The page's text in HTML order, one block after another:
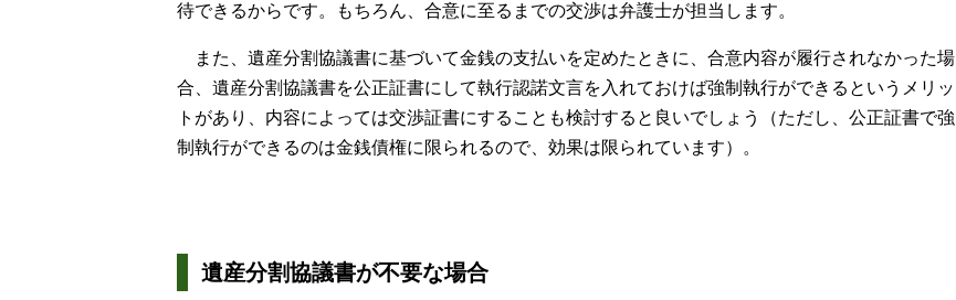
待できるからです。もちろん、合意に至るまでの交渉は弁護士が担当します。
また、遺産分割協議書に基づいて金銭の支払いを定めたときに、合意内容が履行されなかった場
合、遺産分割協議書を公正証書にして執行認諾文言を入れておけば強制執行ができるというメリッ
トがあり、内容によっては交渉証書にすることも検討すると良いでしょう（ただし、公正証書で強
制執行ができるのは金銭債権に限られるので、効果は限られています）。
遺産分割協議書が不要な場合